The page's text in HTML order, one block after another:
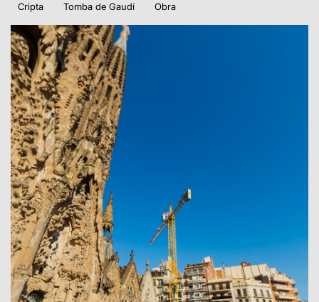
Cripta Tomba de Gaudí Obra